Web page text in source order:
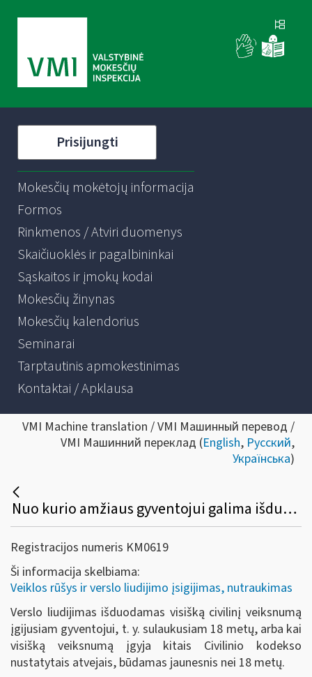
Prisijungti
Mokesčių mokėtojų informacija
Formos
Rinkmenos / Atviri duomenys
Skaičiuoklės ir pagalbininkai
Sąskaitos ir įmokų kodai
Mokesčių žinynas
Mokesčių kalendorius
Seminarai
Tarptautinis apmokestinimas
Kontaktai / Apklausa
VMI Machine translation / VMI Машинный перевод /
VMI Машинний переклад (English, Русский,
Українська)
Nuo kurio amžiaus gyventojui galima išduoti verslo liudijimą?
Registracijos numeris KM0619
Ši informacija skelbiama:
Veiklos rūšys ir verslo liudijimo įsigijimas, nutraukimas
Verslo liudijimas išduodamas visišką civilinį veiksnumą
įgijusiam gyventojui, t. y. sulaukusiam 18 metų, arba kai
visišką veiksnumą įgyja kitais Civilinio kodekso
nustatytais atvejais, būdamas jaunesnis nei 18 metų.